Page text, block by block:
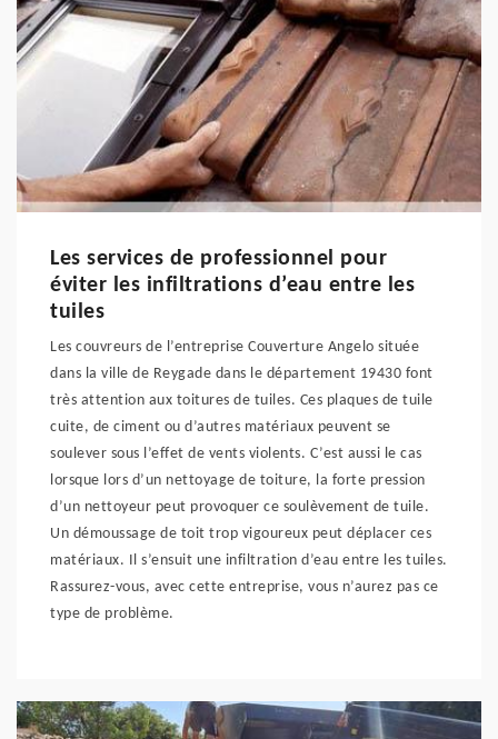
Les services de professionnel pour
éviter les infiltrations d’eau entre les
tuiles
Les couvreurs de l’entreprise Couverture Angelo située
dans la ville de Reygade dans le département 19430 font
très attention aux toitures de tuiles. Ces plaques de tuile
cuite, de ciment ou d’autres matériaux peuvent se
soulever sous l’effet de vents violents. C’est aussi le cas
lorsque lors d’un nettoyage de toiture, la forte pression
d’un nettoyeur peut provoquer ce soulèvement de tuile.
Un démoussage de toit trop vigoureux peut déplacer ces
matériaux. Il s’ensuit une infiltration d’eau entre les tuiles.
Rassurez-vous, avec cette entreprise, vous n’aurez pas ce
type de problème.